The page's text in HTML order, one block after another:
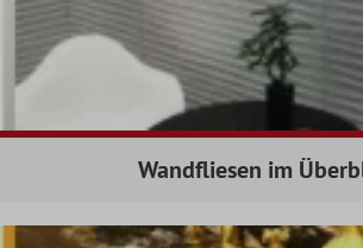
Wandfliesen im